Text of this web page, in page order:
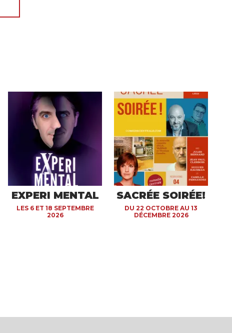
EXPERI MENTAL
LES 6 ET 18 SEPTEMBRE
2026
SACRÉE SOIRÉE!
DU 22 OCTOBRE AU 13
DÉCEMBRE 2026